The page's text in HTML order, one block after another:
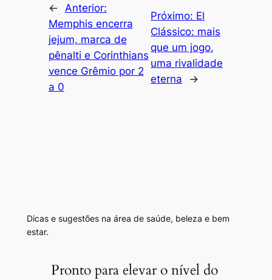
←
Anterior:
Memphis encerra
jejum, marca de
pênalti e Corinthians
vence Grêmio por 2
a 0
Próximo: El
Clássico: mais
que um jogo,
uma rivalidade
eterna
→
Dicas e sugestões na área de saúde, beleza e bem
estar.
Pronto para elevar o nível do